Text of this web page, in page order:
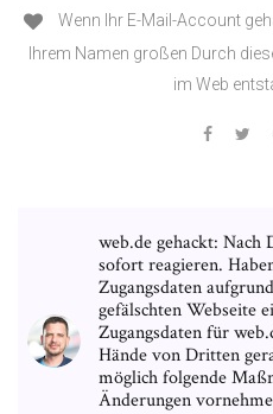
Wenn Ihr E-Mail-Account
Ihrem Namen großen Durch
im Web
web.de gehackt: Nach
sofort reagieren.
Zugangsdaten
gefälschten Webseite
Zugangsdaten für
Hände von Dritten
möglich folgende
Änderungen